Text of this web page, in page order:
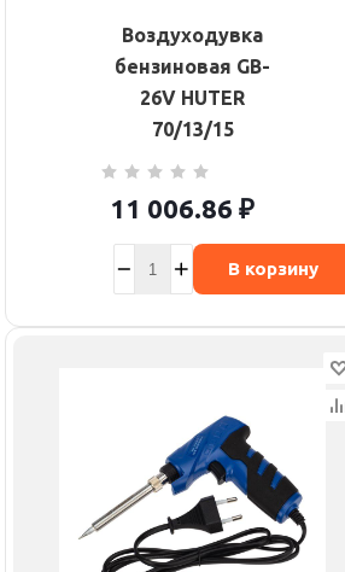
Воздуходувка
бензиновая GB-
26V HUTER
70/13/15
11 006.86 ₽
В корзину